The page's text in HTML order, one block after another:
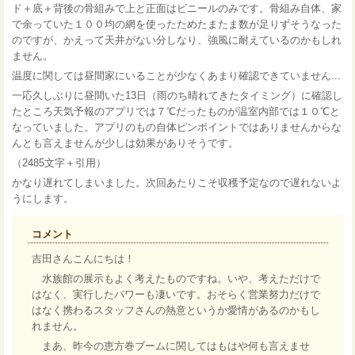
ド＋底＋背後の骨組みで上と正面はビニールのみです。骨組み自体、家
で余っていた１００均の網を使ったためたまたま数が足りずそうなった
のですが、かえって天井がない分しなり、強風に耐えているのかもしれ
ません。
温度に関しては昼間家にいることが少なくあまり確認できていません...
一応久しぶりに昼間いた13日（雨のち晴れてきたタイミング）に確認し
たところ天気予報のアプリでは７℃だったものが温室内部では１０℃と
なっていました。アプリのもの自体ピンポイントではありませんからな
んとも言えませんが少しは効果がありそうです。
（2485文字＋引用）
かなり遅れてしまいました。次回あたりこそ収穫予定なので遅れないよ
うにします。
コメント
吉田さんこんにちは！
水族館の展示もよく考えたものですね。いや、考えただけで
はなく、実行したパワーも凄いです。おそらく営業努力だけで
はなく携わるスタッフさんの熱意というか愛情があるのかもし
れません。
まあ、昨今の恵方巻ブームに関してはもはや何も言えませ